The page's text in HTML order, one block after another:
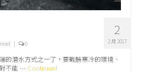
2
2 月 2017
| 0
的潛水方式之一了，要戰勝寒冷的環境、
不能 … Continued